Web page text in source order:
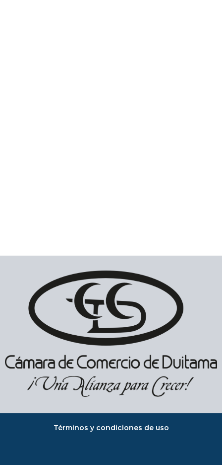
Términos y condiciones de uso